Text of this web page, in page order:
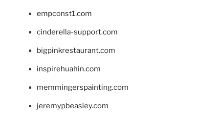
empconst1.com
cinderella-support.com
bigpinkrestaurant.com
inspirehuahin.com
memmingerspainting.com
jeremypbeasley.com